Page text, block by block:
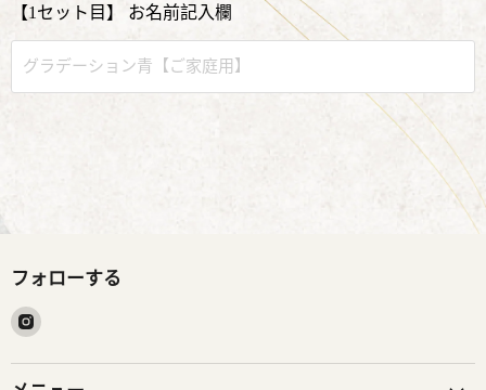
【1セット目】 お名前記入欄
フォローする
Instagram
找